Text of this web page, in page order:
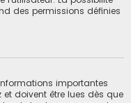
des permissions définies
importantes
doivent être lues dès que